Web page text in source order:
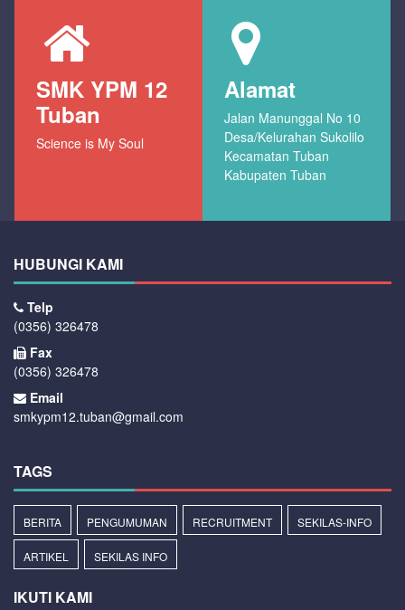
SMK YPM 12
Tuban
Science is My Soul
Alamat
Jalan Manunggal No 10
Desa/Kelurahan Sukolilo
Kecamatan Tuban
Kabupaten Tuban
HUBUNGI KAMI
Telp
(0356) 326478
Fax
(0356) 326478
Email
smkypm12.tuban@gmail.com
TAGS
BERITA PENGUMUMAN RECRUITMENT SEKILAS-INFO
ARTIKEL SEKILAS INFO
IKUTI KAMI